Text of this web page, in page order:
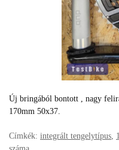
Új bringából bontott , nagy
170mm 50x37.
Címkék: integrált tengelytípus,